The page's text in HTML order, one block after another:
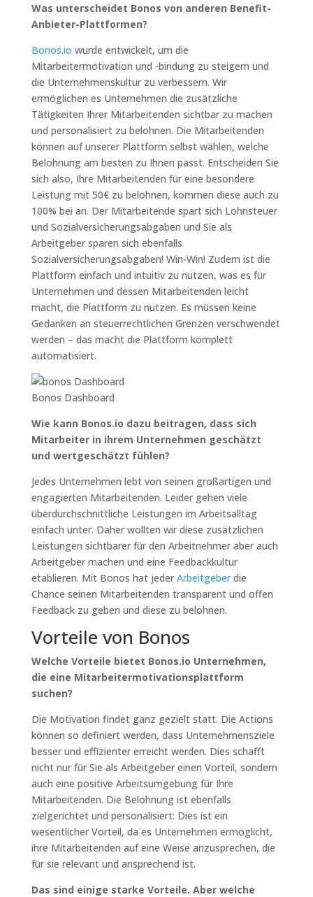
Was unterscheidet Bonos von anderen Benefit-
Anbieter-Plattformen?
Bonos.io wurde entwickelt, um die
Mitarbeitermotivation und -bindung zu steigern und
die Unternehmenskultur zu verbessern. Wir
ermöglichen es Unternehmen die zusätzliche
Tätigkeiten Ihrer Mitarbeitenden sichtbar zu machen
und personalisiert zu belohnen. Die Mitarbeitenden
können auf unserer Plattform selbst wählen, welche
Belohnung am besten zu Ihnen passt. Entscheiden Sie
sich also, Ihre Mitarbeitenden für eine besondere
Leistung mit 50€ zu belohnen, kommen diese auch zu
100% bei an. Der Mitarbeitende spart sich Lohnsteuer
und Sozialversicherungsabgaben und Sie als
Arbeitgeber sparen sich ebenfalls
Sozialversicherungsabgaben! Win-Win! Zudem ist die
Plattform einfach und intuitiv zu nutzen, was es für
Unternehmen und dessen Mitarbeitenden leicht
macht, die Plattform zu nutzen. Es müssen keine
Gedanken an steuerrechtlichen Grenzen verschwendet
werden – das macht die Plattform komplett
automatisiert.
Bonos Dashboard
Wie kann Bonos.io dazu beitragen, dass sich
Mitarbeiter in ihrem Unternehmen geschätzt
und wertgeschätzt fühlen?
Jedes Unternehmen lebt von seinen großartigen und
engagierten Mitarbeitenden. Leider gehen viele
überdurchschnittliche Leistungen im Arbeitsalltag
einfach unter. Daher wollten wir diese zusätzlichen
Leistungen sichtbarer für den Arbeitnehmer aber auch
Arbeitgeber machen und eine Feedbackkultur
etablieren. Mit Bonos hat jeder Arbeitgeberdie
Chance seinen Mitarbeitenden transparent und offen
Feedback zu geben und diese zu belohnen.
Vorteile von Bonos
Welche Vorteile bietet Bonos.io Unternehmen,
die eine Mitarbeitermotivationsplattform
suchen?
Die Motivation findet ganz gezielt statt. Die Actions
können so definiert werden, dass Unternehmensziele
besser und effizienter erreicht werden. Dies schafft
nicht nur für Sie als Arbeitgeber einen Vorteil, sondern
auch eine positive Arbeitsumgebung für Ihre
Mitarbeitenden. Die Belohnung ist ebenfalls
zielgerichtet und personalisiert: Dies ist ein
wesentlicher Vorteil, da es Unternehmen ermöglicht,
ihre Mitarbeitenden auf eine Weise anzusprechen, die
für sie relevant und ansprechend ist.
Das sind einige starke Vorteile. Aber welche